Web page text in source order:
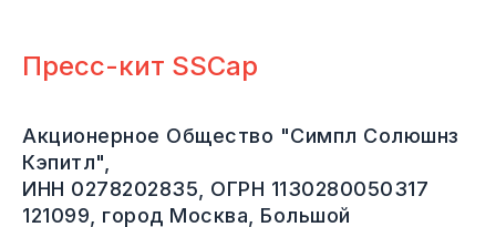
Пресс-кит SSCap
Акционерное Общество "Симпл Солюшнз
Кэпитл",
ИНН 0278202835, ОГРН 1130280050317
121099, город Москва, Большой